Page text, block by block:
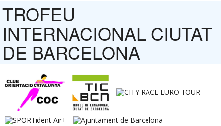
TROFEU
INTERNACIONAL CIUTAT
DE BARCELONA